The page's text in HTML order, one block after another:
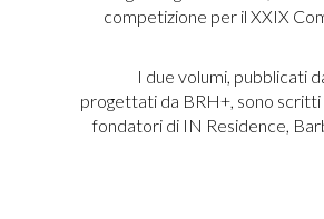
competizione per il XXIX
I due volumi, pubblicati
progettati da BRH+, sono
fondatori di IN Residence,